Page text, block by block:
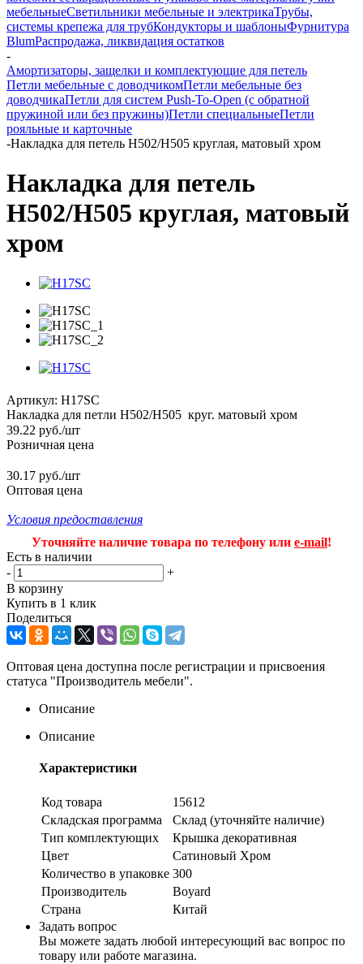
мебельныеСветильники мебельные и электрикаТрубы,
системы крепежа для трубКондукторы и шаблоныФурнитура
BlumРаспродажа, ликвидация остатков
-
Амортизаторы, защелки и комплектующие для петель
Петли мебельные с доводчикомПетли мебельные без
доводчикаПетли для систем Push-To-Open (с обратной
пружиной или без пружины)Петли специальныеПетли
рояльные и карточные
-Накладка для петель Н502/H505 круглая, матовый хром
Накладка для петель
Н502/H505 круглая, матовый
хром
Артикул: H17SC
Накладка для петли Н502/H505 круг. матовый хром
39.22 руб./шт
Розничная цена
30.17 руб./шт
Оптовая цена
Условия предоставления
Уточняйте наличие товара по телефону или e-mail!
Есть в наличии
-
+
В корзину
Купить в 1 клик
Поделиться
Оптовая цена доступна после регистрации и присвоения
статуса "Производитель мебели".
Описание
Описание
Характеристики
Код товара
15612
Складская программа
Склад (уточняйте наличие)
Тип комплектующих
Крышка декоративная
Цвет
Сатиновый Хром
Количество в упаковке 300
Производитель
Boyard
Страна
Китай
Задать вопрос
Вы можете задать любой интересующий вас вопрос по
товару или работе магазина.